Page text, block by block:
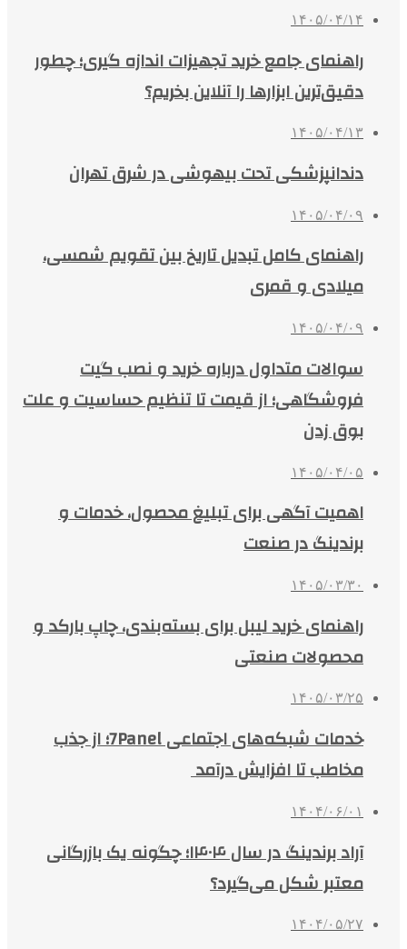
۱۴۰۵/۰۴/۱۴
راهنمای جامع خرید تجهیزات اندازه گیری؛ چطور
دقیق‌ترین ابزارها را آنلاین بخریم؟
۱۴۰۵/۰۴/۱۳
دندانپزشکی تحت بیهوشی در شرق تهران
۱۴۰۵/۰۴/۰۹
راهنمای کامل تبدیل تاریخ بین تقویم شمسی،
میلادی و قمری
۱۴۰۵/۰۴/۰۹
سوالات متداول درباره خرید و نصب گیت
فروشگاهی؛ از قیمت تا تنظیم حساسیت و علت
بوق زدن
۱۴۰۵/۰۴/۰۵
اهمیت آگهی برای تبلیغ محصول، خدمات و
برندینگ در صنعت
۱۴۰۵/۰۳/۳۰
راهنمای خرید لیبل برای بسته‌بندی، چاپ بارکد و
محصولات صنعتی
۱۴۰۵/۰۳/۲۵
خدمات شبکه‌های اجتماعی 7Panel؛ از جذب
مخاطب تا افزایش درآمد
۱۴۰۴/۰۶/۰۱
آراد برندینگ در سال ۱۴۰۴؛ چگونه یک بازرگانی
معتبر شکل می‌گیرد؟
۱۴۰۴/۰۵/۲۷